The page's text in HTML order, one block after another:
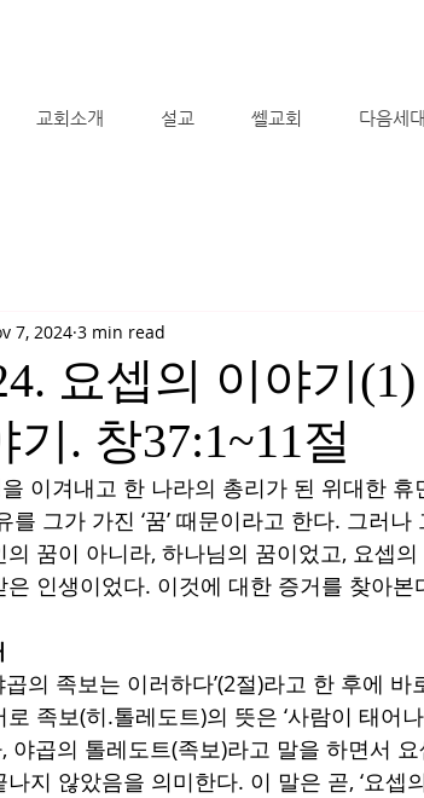
교회소개 설교 쎌교회 다음세대
요셉의 이야기
기. 창37:1~11절
7, 2024 3 min read
이겨내고 한 나라의 총리가 된 위대한
를 그가 가진 ‘꿈’ 때문이라고 한다. 그러
꿈이 아니라, 하나님의 꿈이었고, 요셉
인생이었다. 이것에 대한 증거를 찾아본
의 족보는 이러하다’(2절)라고 한 후에 바
족보(히.톨레도트)의 뜻은 ‘사람이 태어
야곱의 톨레도트(족보)라고 말을 하면서
지 않았음을 의미한다. 이 말은 곧, ‘요셉